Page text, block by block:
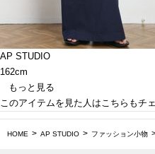
AP STUDIO
162cm
もっと見る
このアイテムを見た人はこちらもチ
HOME AP STUDIO ファッション小物